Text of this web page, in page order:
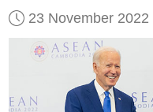
23 November 2022